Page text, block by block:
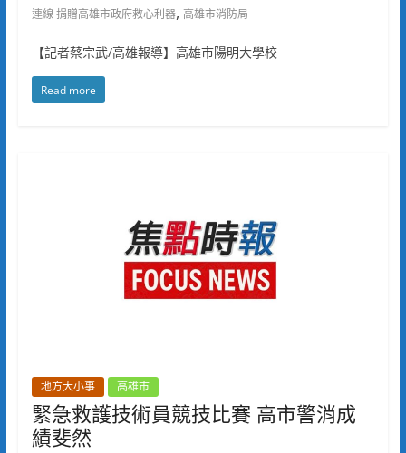
連線 捐贈高雄市政府救心利器, 高雄市消防局
【記者蔡宗武/高雄報導】高雄市陽明大學校
Read more
地方大小事 高雄市
緊急救護技術員競技比賽 高市警消成
績斐然